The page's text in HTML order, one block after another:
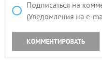
Подписаться на
(Уведомления на e-
КОММЕНТИРОВАТЬ